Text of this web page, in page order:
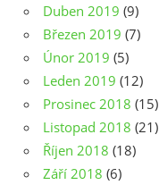
Duben 2019 (9)
Březen 2019 (7)
Únor 2019 (5)
Leden 2019 (12)
Prosinec 2018 (15)
Listopad 2018 (21)
Říjen 2018 (18)
Září 2018 (6)